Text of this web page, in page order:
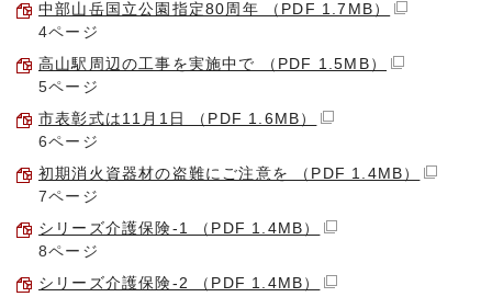
中部山岳国立公園指定80周年 （PDF 1.7MB）
4ページ
高山駅周辺の工事を実施中で （PDF 1.5MB）
5ページ
市表彰式は11月1日 （PDF 1.6MB）
6ページ
初期消火資器材の盗難にご注意を （PDF 1.4MB）
7ページ
シリーズ介護保険-1 （PDF 1.4MB）
8ページ
シリーズ介護保険-2 （PDF 1.4MB）